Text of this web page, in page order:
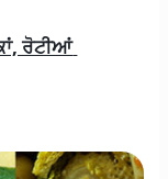
ਰੋਟੀਆਂ